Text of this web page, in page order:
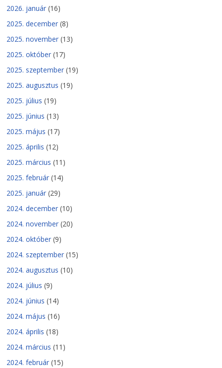
2026. január (16)
2025. december (8)
2025. november (13)
2025. október (17)
2025. szeptember (19)
2025. augusztus (19)
2025. július (19)
2025. június (13)
2025. május (17)
2025. április (12)
2025. március (11)
2025. február (14)
2025. január (29)
2024. december (10)
2024. november (20)
2024. október (9)
2024. szeptember (15)
2024. augusztus (10)
2024. július (9)
2024. június (14)
2024. május (16)
2024. április (18)
2024. március (11)
2024. február (15)